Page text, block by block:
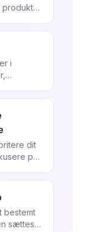
i
dit
på
bestemt
sættes